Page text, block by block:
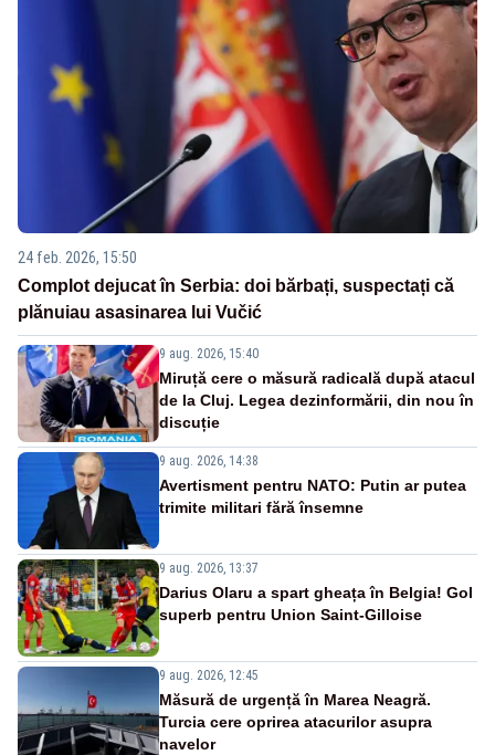
24 feb. 2026, 15:50
Complot dejucat în Serbia: doi bărbați, suspectați că
plănuiau asasinarea lui Vučić
9 aug. 2026, 15:40
Miruță cere o măsură radicală după atacul
de la Cluj. Legea dezinformării, din nou în
discuție
9 aug. 2026, 14:38
Avertisment pentru NATO: Putin ar putea
trimite militari fără însemne
9 aug. 2026, 13:37
Darius Olaru a spart gheața în Belgia! Gol
superb pentru Union Saint-Gilloise
9 aug. 2026, 12:45
Măsură de urgență în Marea Neagră.
Turcia cere oprirea atacurilor asupra
navelor